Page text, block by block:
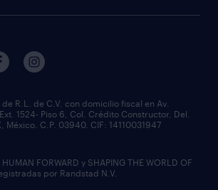
R.L. de C.V. con domicilio fiscal en Av.
1524- Piso 6, Col. Crédito Constructor, Del.
México. C.P. 03940. CIF: 14110031947
, HUMAN FORWARD y SHAPING THE WORLD OF
por Randstad N.V.